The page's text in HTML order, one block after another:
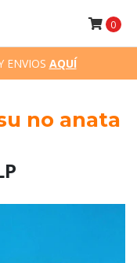
ENVIOS AQUÍ
0
no anata